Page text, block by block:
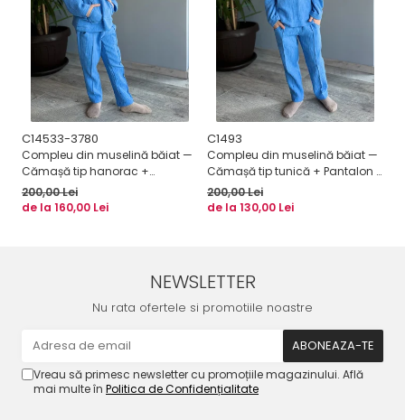
C14533-3780
Compleu din muselină băiat —
Cămașă tip hanorac +
Pantalon |Albastru| H. Bebe
200,00 Lei
de la 160,00 Lei
C1493
Compleu din muselină băiat —
Cămașă tip tunică + Pantalon |
Albastru | H. Bebe
200,00 Lei
de la 130,00 Lei
NEWSLETTER
Nu rata ofertele si promotiile noastre
Vreau să primesc newsletter cu promoțiile magazinului. Află
mai multe în Politica de Confidențialitate